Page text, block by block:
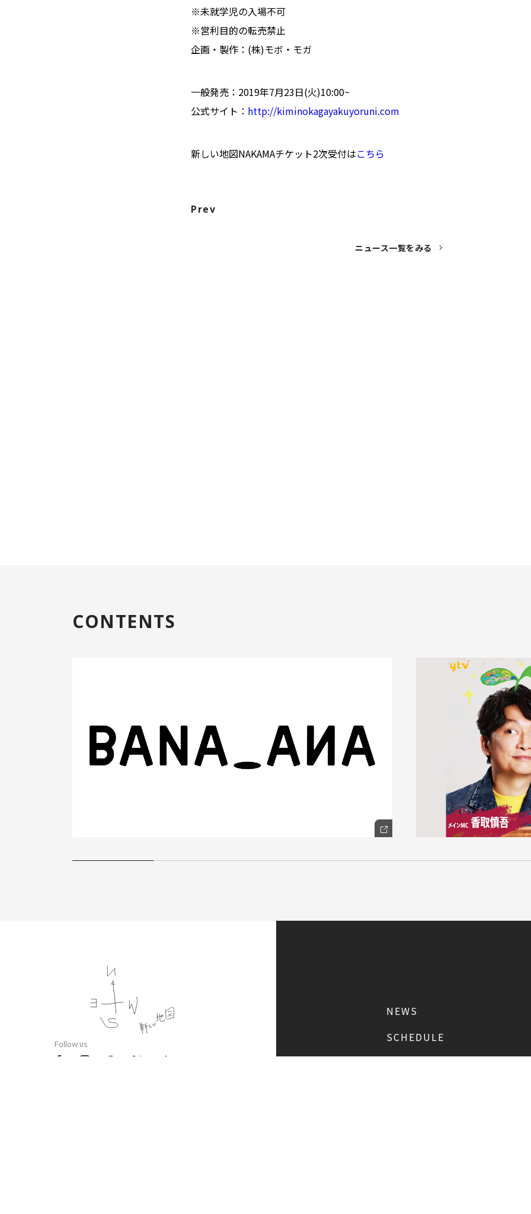
※未就学児の入場不可
※営利目的の転売禁止
企画・製作：(株)モボ・モガ
一般発売：2019年7月23日(火)10:00~
公式サイト： http://kiminokagayakuyoruni.com
新しい地図NAKAMAチケット2次受付はこちら
Prev
ニュース一覧をみる
CONTENTS
NEWS
SCHEDULE
Follow us